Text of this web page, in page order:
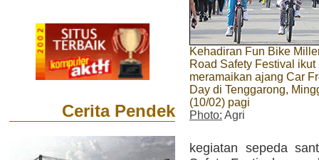
Cerita Pendek
Kehadiran Fun Bike
Road Safety Festival ikut
meramaikan ajang Car
Day di Tenggarong,
(10/02) pagi
Photo: Agri
kegiatan sepeda